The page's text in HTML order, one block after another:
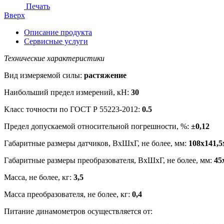
Печать
Вверх
Описание продукта
Сервисные услуги
Технические характеристики
Вид измеряемой силы: растяжение
Наибольший предел измерений, кН: 30
Класс точности по ГОСТ Р 55223-2012: 0.5
Предел допускаемой относительной погрешности, %: ±0,12
Габаритные размеры датчиков, ВхШхГ, не более, мм:
Габаритные размеры преобразователя, ВхШхГ, не более, мм:
Масса, не более, кг: 3,5
Масса преобразователя, не более, кг: 0,4
Питание динамометров осуществляется от: